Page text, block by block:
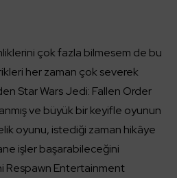
çok fazla bilmesem de bu
her zaman çok severek
Star Wars Jedi: Fallen Order
ve büyük bir keyifle oyunun
oyunu, istediği zaman hikâye
işler başarabileceğini
Respawn Entertainment